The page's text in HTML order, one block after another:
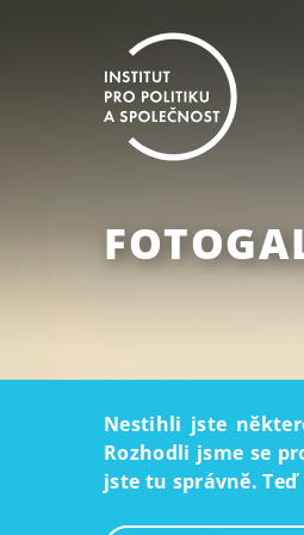
Nestihli jste
Rozhodli jsme se
jste tu správně.